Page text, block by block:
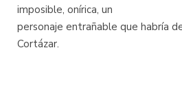
imposible, onírica, un
personaje entrañable que habría
Cortázar.